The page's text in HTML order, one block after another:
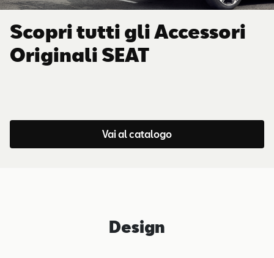
Scopri tutti gli Accessori
Originali SEAT
Vai al catalogo
Design